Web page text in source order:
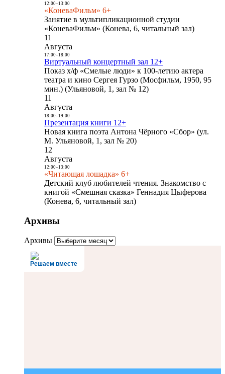
12:00- 13:00
«КоневаФильм» 6+
Занятие в мультипликационной студии
«КоневаФильм» (Конева, 6, читальный зал)
11
Августа
17:00- 18:00
Виртуальный концертный зал 12+
Показ х/ф «Смелые люди» к 100-летию актера
театра и кино Сергея Гурзо (Мосфильм, 1950, 95
мин.) (Ульяновой, 1, зал № 12)
11
Августа
18:00- 19:00
Презентация книги 12+
Новая книга поэта Антона Чёрного «Сбор» (ул.
М. Ульяновой, 1, зал № 20)
12
Августа
12:00- 13:00
«Читающая лошадка» 6+
Детский клуб любителей чтения. Знакомство с
книгой «Смешная сказка» Геннадия Цыферова
(Конева, 6, читальный зал)
Архивы
Архивы
Решаем вместе